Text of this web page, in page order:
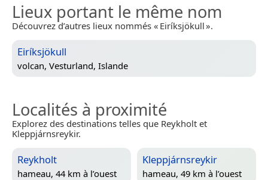
Lieux portant le même nom
Découvrez d’autres lieux nommés « Eiríksjökull ».
Eiríksjökull
volcan, Vesturland, Islande
Localités à proximité
Explorez des destinations telles que Reykholt et
Kleppjárnsreykir.
Reykholt
hameau, 44 km à l’ouest
Kleppjárnsreykir
hameau, 49 km à l’ouest